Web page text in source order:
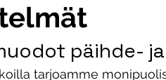
päihde-
tarjoamme